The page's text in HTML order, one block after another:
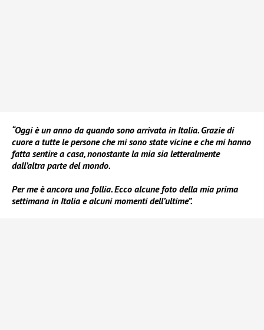
“Oggi è un anno da quando sono arrivata in Italia. Grazie di
cuore a tutte le persone che mi sono state vicine e che mi hanno
fatta sentire a casa, nonostante la mia sia letteralmente
dall’altra parte del mondo.
Per me è ancora una follia. Ecco alcune foto della mia prima
settimana in Italia e alcuni momenti dell’ultime”.